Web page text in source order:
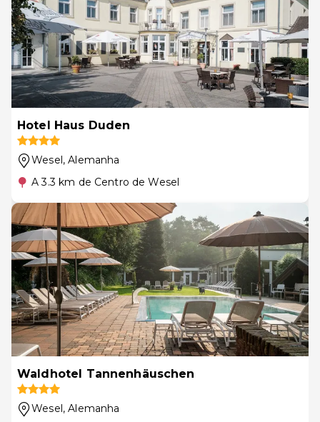
Hotel Haus Duden
Wesel, Alemanha
A 3.3 km de Centro de Wesel
Waldhotel Tannenhäuschen
Wesel, Alemanha